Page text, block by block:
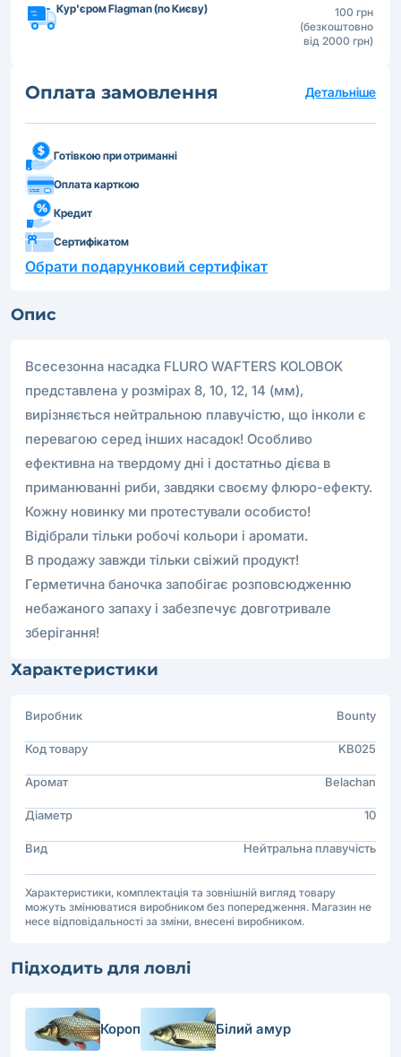
Кур'єром Flagman (по Києву)
100 грн
(безкоштовно
від 2000 грн)
Оплата замовлення Детальніше
Готівкою при отриманні
Оплата карткою
Кредит
Сертифікатом
Обрати подарунковий сертифікат
Опис
Всесезонна насадка FLURO WAFTERS KOLOBOK
представлена у розмірах 8, 10, 12, 14 (мм),
вирізняється нейтральною плавучістю, що інколи є
перевагою серед інших насадок! Особливо
ефективна на твердому дні і достатньо дієва в
приманюванні риби, завдяки своєму флюро-ефекту.
Кожну новинку ми протестували особисто!
Відібрали тільки робочі кольори і аромати.
В продажу завжди тільки свіжий продукт!
Герметична баночка запобігає розповсюдженню
небажаного запаху і забезпечує довготривале
зберігання!
Характеристики
Виробник Bounty
Код товару KB025
Аромат Belachan
Діаметр 10
Вид Нейтральна плавучість
Характеристики, комплектація та зовнішній вигляд товару
можуть змінюватися виробником без попередження. Магазин не
несе відповідальності за зміни, внесені виробником.
Підходить для ловлі
Короп Білий амур